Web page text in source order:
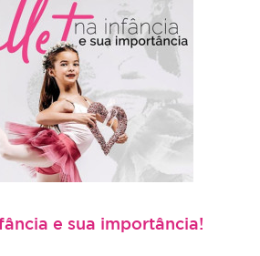
e sua importância!